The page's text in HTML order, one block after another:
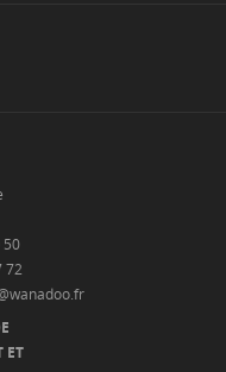
50
72
ET